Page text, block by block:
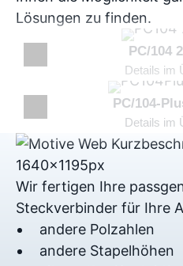
Lösungen zu finden.
PC/104
Details im
PC/104-
Details im
Wir fertigen Ihre
Steckverbinder für Ihre
andere Polzahlen
andere Stapelhöhen